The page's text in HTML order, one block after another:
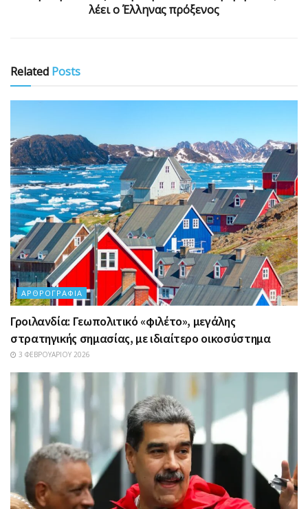
λέει ο Έλληνας πρόξενος
Related Posts
ΑΡΘΡΟΓΡΑΦΊΑ
Γροιλανδία: Γεωπολιτικό «φιλέτο», μεγάλης
στρατηγικής σημασίας, με ιδιαίτερο οικοσύστημα
3 ΦΕΒΡΟΥΑΡΊΟΥ 2026